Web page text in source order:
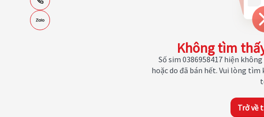
Không tìm
Số sim 0386958417 hiện
hoặc do đã bán hết. Vui lòng tìm
Trở về